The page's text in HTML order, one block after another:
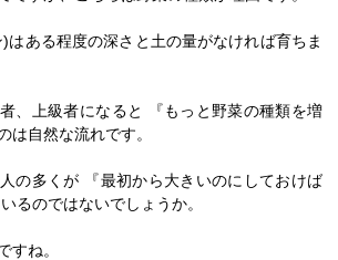
はある程度の深さと土の量がなければ育ちま
者、上級者になると 『もっと野菜の種類を増
は自然な流れです。
の多くが 『最初から大きいのにしておけば
るのではないでしょうか。
すね。